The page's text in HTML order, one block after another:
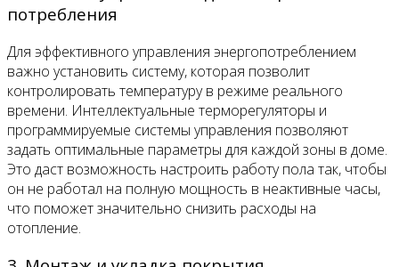
потребления
Для эффективного управления энергопотреблением
важно установить систему, которая позволит
контролировать температуру в режиме реального
времени. Интеллектуальные терморегуляторы и
программируемые системы управления позволяют
задать оптимальные параметры для каждой зоны в доме.
Это даст возможность настроить работу пола так, чтобы
он не работал на полную мощность в неактивные часы,
что поможет значительно снизить расходы на
отопление.